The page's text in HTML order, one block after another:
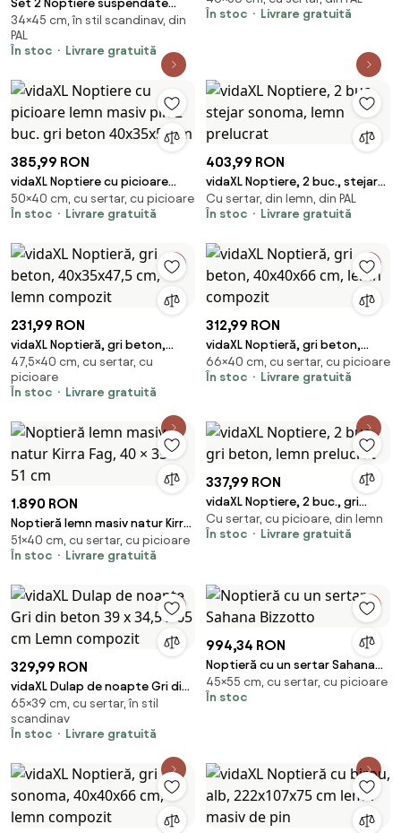
Set 2 Noptiere suspendate
Kabi, 1 Usa, Stejar Artisan, 45 x
30 x 34 cm
34×45 cm, în stil scandinav, din
PAL
În stoc
Livrare gratuită
cm
În stoc
Livrare gratuită
385,99 RON
vidaXL Noptiere cu picioare
lemn masiv pin 2 buc. gri beton
40x35x50cm
50×40 cm, cu sertar, cu picioare
În stoc
Livrare gratuită
403,99 RON
vidaXL Noptiere, 2 buc., stejar
sonoma, lemn prelucrat
Cu sertar, din lemn, din PAL
În stoc
Livrare gratuită
231,99 RON
vidaXL Noptieră, gri beton,
40x35x47,5 cm, lemn compozit
47,5×40 cm, cu sertar, cu
picioare
În stoc
Livrare gratuită
312,99 RON
vidaXL Noptieră, gri beton,
40x40x66 cm, lemn compozit
66×40 cm, cu sertar, cu picioare
În stoc
Livrare gratuită
1.890 RON
Noptieră lemn masiv natur Kirra
Fag, 40 × 35 × 51 cm
51×40 cm, cu sertar, cu picioare
În stoc
Livrare gratuită
337,99 RON
vidaXL Noptiere, 2 buc., gri
beton, lemn prelucrat
Cu sertar, cu picioare, din lemn
În stoc
Livrare gratuită
329,99 RON
vidaXL Dulap de noapte Gri din
beton 39 x 34,5 x 65 cm Lemn
compozit
65×39 cm, cu sertar, în stil
scandinav
În stoc
Livrare gratuită
994,34 RON
Noptieră cu un sertar Sahana
Bizzotto
45×55 cm, cu sertar, cu picioare
În stoc